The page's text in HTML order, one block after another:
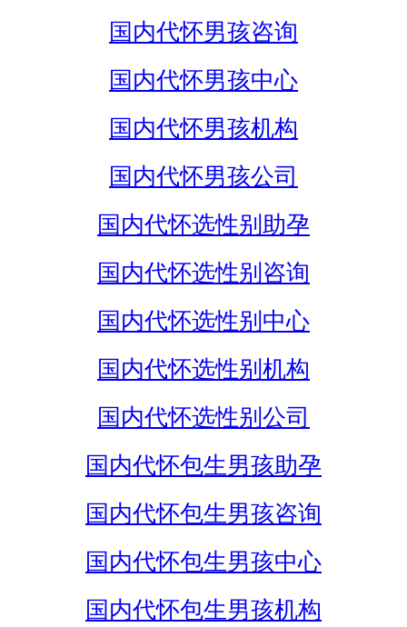
国内代怀男孩咨询
国内代怀男孩中心
国内代怀男孩机构
国内代怀男孩公司
国内代怀选性别助孕
国内代怀选性别咨询
国内代怀选性别中心
国内代怀选性别机构
国内代怀选性别公司
国内代怀包生男孩助孕
国内代怀包生男孩咨询
国内代怀包生男孩中心
国内代怀包生男孩机构